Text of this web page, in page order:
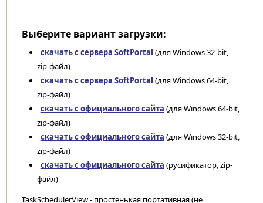
Выберите вариант загрузки:
скачать с сервера SoftPortal (для Windows 32-bit,
zip-файл)
скачать с сервера SoftPortal (для Windows 64-bit,
zip-файл)
скачать с официального сайта (для Windows 64-bit,
zip-файл)
скачать с официального сайта (для Windows 32-bit,
zip-файл)
скачать с официального сайта (русификатор, zip-
файл)
TaskSchedulerView - простенькая портативная (не